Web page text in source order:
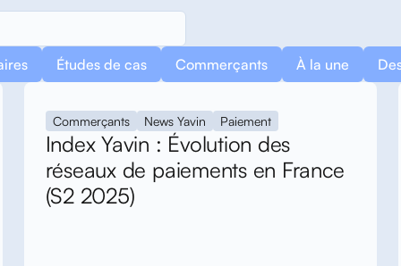
pour multiplier les
leur distribution et,
vous vous posez
Études de cas Commerçants À la une
Commerçants News Yavin Paiement
Index Yavin : Évolution des
réseaux de paiements en France
(S2 2025)